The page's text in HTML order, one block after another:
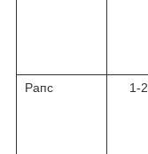
Рапс
1-2